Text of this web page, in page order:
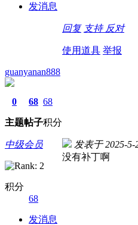
发消息
回复 支持 反对
使用道具 举报
guanyanan888
0
主题
68
帖子
68
积分
中级会员
积分
68
发消息
发表于 2025-5-
没有补丁啊